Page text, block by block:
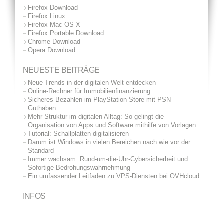
Firefox Download
Firefox Linux
Firefox Mac OS X
Firefox Portable Download
Chrome Download
Opera Download
NEUESTE BEITRÄGE
Neue Trends in der digitalen Welt entdecken
Online-Rechner für Immobilienfinanzierung
Sicheres Bezahlen im PlayStation Store mit PSN
Guthaben
Mehr Struktur im digitalen Alltag: So gelingt die
Organisation von Apps und Software mithilfe von Vorlagen
Tutorial: Schallplatten digitalisieren
Darum ist Windows in vielen Bereichen nach wie vor der
Standard
Immer wachsam: Rund-um-die-Uhr-Cybersicherheit und
Sofortige Bedrohungswahrnehmung
Ein umfassender Leitfaden zu VPS-Diensten bei OVHcloud
INFOS